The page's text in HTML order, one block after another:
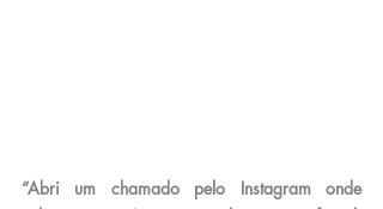
“Abri um chamado pelo Instagram onde